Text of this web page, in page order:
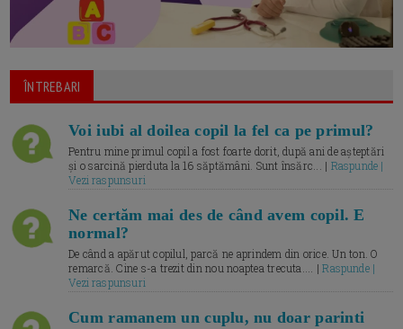
ÎNTREBARI
Voi iubi al doilea copil la fel ca pe primul?
Pentru mine primul copil a fost foarte dorit, după ani de așteptări
și o sarcină pierduta la 16 săptămâni. Sunt însărc... | Raspunde |
Vezi raspunsuri
Ne certăm mai des de când avem copil. E
normal?
De când a apărut copilul, parcă ne aprindem din orice. Un ton. O
remarcă. Cine s-a trezit din nou noaptea trecuta.... |Raspunde |
Vezi raspunsuri
Cum ramanem un cuplu, nu doar parinti